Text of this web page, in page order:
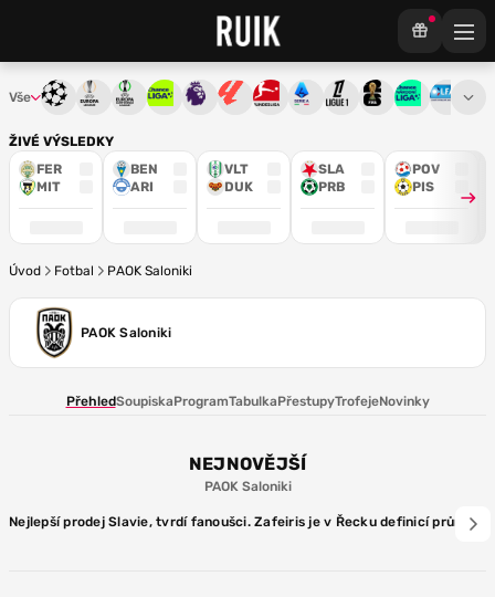
ŽIVÉ VÝSLEDKY
FER
MIT
BEN
ARI
VLT
DUK
SLA
PRB
POV
PIS
Vše Liga mistrůEvropská liga
Konferenční liga
Chance ligaPremier League
La LigaBundesliga
Serie ALigue 1Mistrovství světa
Chance3. ČFL
Úvod Fotbal PAOK Saloniki
PAOK Saloniki
PřehledSoupiskaProgramTabulkaPřestupyTrofejeNovinky
NEJNOVĚJŠÍ
PAOK Saloniki
Nejlepší prodej Slavie, tvrdí fanoušci. Zafeiris je v Řecku definicí průměru